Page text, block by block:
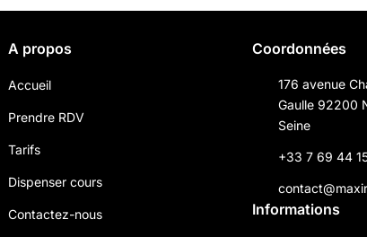
A propos
Accueil
Prendre RDV
Tarifs
Dispenser cours
Contactez-nous
Coordonnées
176 avenue
Gaulle 92200
Seine
+33 7 69 44
Informations